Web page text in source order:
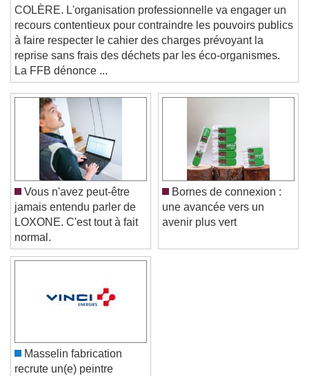
Picture-in-Picture
Fullscreen
This is a modal window.
Beginning of dialog window. Escape will cancel
and close the window.
Text
Color
Text Background
Color
Caption Area Background
Color Opacity
Font Size
Reset
Done
COLÈRE. L'organisation professionnelle va engager un
recours contentieux pour contraindre les pouvoirs publics
à faire respecter le cahier des charges prévoyant la
reprise sans frais des déchets par les éco-organismes.
La FFB dénonce ...
Vous n'avez peut-être
jamais entendu parler de
LOXONE. C'est tout à fait
normal.
Bornes de connexion :
une avancée vers un
avenir plus vert
Masselin fabrication
recrute un(e) peintre